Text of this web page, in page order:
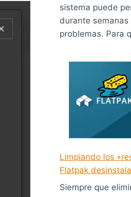
sistema puede
durante
problemas. Para
Limpiando los
Flatpak
Siempre que